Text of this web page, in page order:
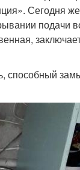
Сегодня
подачи
способный